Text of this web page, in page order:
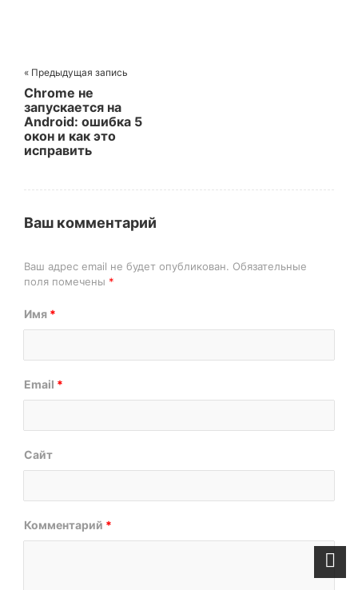
« Предыдущая запись
Chrome не
запускается на
Android: ошибка 5
окон и как это
исправить
Ваш комментарий
Ваш адрес email не будет опубликован. Обязательные
поля помечены *
Имя *
Email *
Сайт
Комментарий *